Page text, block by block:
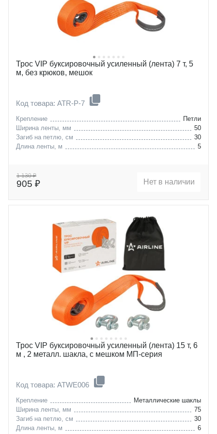
Трос VIP буксировочный усиленный (лента) 7 т, 5
м, без крюков, мешок
Код товара: ATR-P-7
Крепление
Петли
Ширина ленты, мм
50
Загиб на петлю, см
30
Длина ленты, м
5
1 130 ₽
905 ₽ Нет в наличии
Трос VIP буксировочный усиленный (лента) 15 т, 6
м , 2 металл. шакла, с мешком МП-серия
Код товара: ATWE006
Крепление
Металлические шаклы
Ширина ленты, мм
75
Загиб на петлю, см
30
Длина ленты, м
6